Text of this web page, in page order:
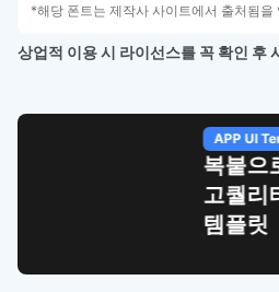
*해당 폰트는 제작사 사이트에서 출처됨을
상업적 이용 시 라이선스를 꼭 확인 후
복붙으로 시작하는